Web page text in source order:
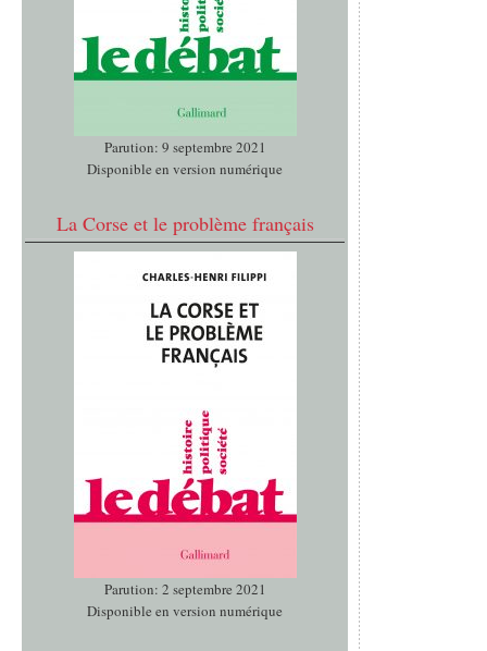
Parution: 9 septembre 2021
Disponible en version numérique
La Corse et le problème français
Parution: 2 septembre 2021
Disponible en version numérique